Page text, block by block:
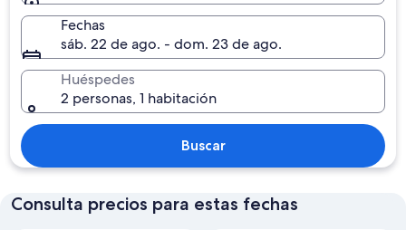
Fechas
sáb. 22 de ago. - dom. 23 de ago.
Huéspedes
2 personas, 1 habitación
Buscar
Consulta precios para estas fechas